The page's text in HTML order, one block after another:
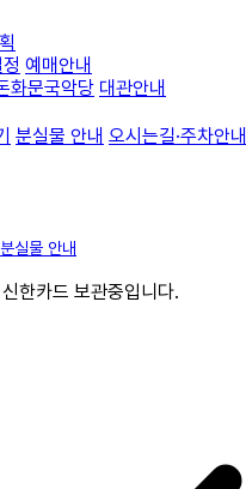
예매안내
화문국악당 대관안내
분실물 안내 오시는길·주차안내
분실물 안내
카드 보관중입니다.